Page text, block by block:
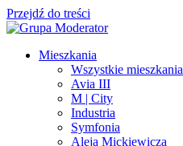
Przejdź do treści
Mieszkania
Wszystkie mieszkania
Avia III
M | City
Industria
Symfonia
Aleja Mickiewicza